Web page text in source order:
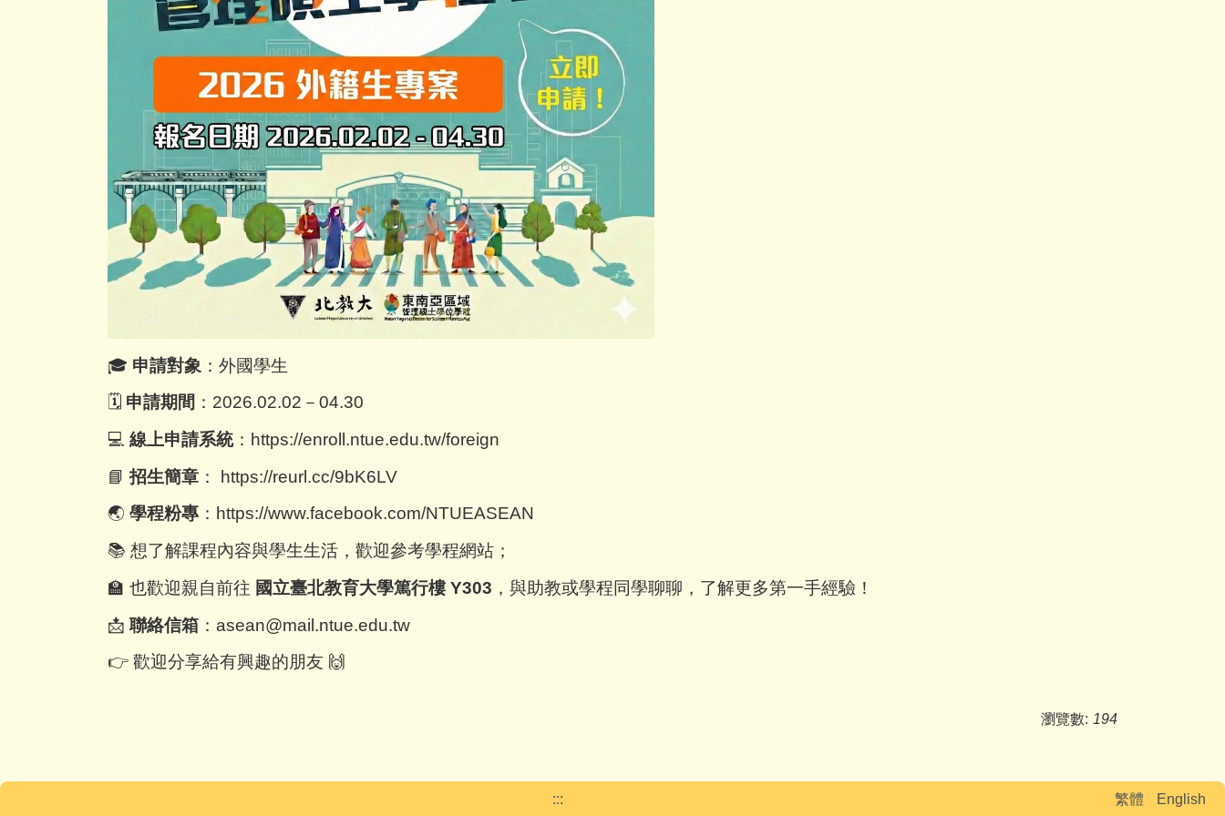
🎓 申請對象 ：外國學生
🗓 申請期間 ：2026.02.02－04.30
💻 線上申請系統： https://enroll.ntue.edu.tw/foreign
📘招生簡章 ：
https://reurl.cc/9bK6LV
🌏 學程粉專 ： https://www.facebook.com/NTUEASEAN
📚 想了解課程內容與學生生活，歡迎參考學程網站；
🏫 也歡迎親自前往 國立臺北教育大學篤行樓 Y303 ，與助教或學程同學聊聊，了解更多第一手經驗！
📩 聯絡信箱 ： asean@mail.ntue.edu.tw
👉 歡迎分享給有興趣的朋友 🙌
瀏覽數: 194
繁體 English
:::